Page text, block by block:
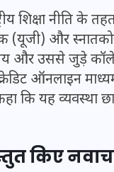
शिक्षा नीति
(यूजी) और
और उससे जुड़े
ऑनलाइन
कि यह व्यवस्था
किए